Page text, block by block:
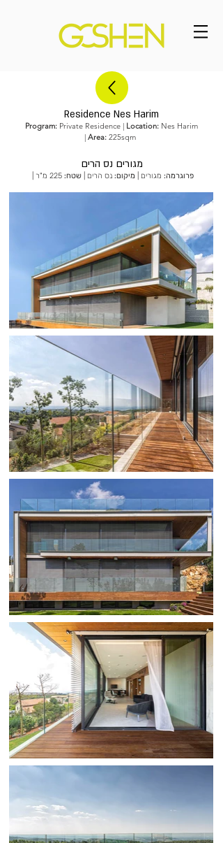
Residence Nes Harim
Program:Private Residence | Location:Nes Harim
| Area: 225sqm
מגורים נס הרים
פרוגרמה: מגורים | מיקום: נס הרים |שטח: 225 מ"ר |